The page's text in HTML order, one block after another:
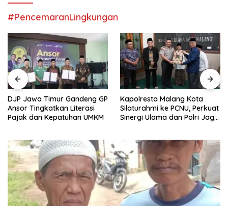
#PencemaranLingkungan
DJP Jawa Timur Gandeng GP
Ansor Tingkatkan Literasi
Pajak dan Kepatuhan UMKM
Kapolresta Malang Kota
Silaturahmi ke PCNU, Perkuat
Sinergi Ulama dan Polri Jaga